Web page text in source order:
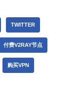
TWITTER
付费V2RAY节点
购买VPN